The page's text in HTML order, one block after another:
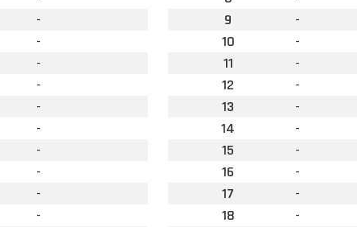
-
-
-
-
-
-
-
-
-
-
9
-
10
-
11
-
12
-
13
-
14
-
15
-
16
-
17
-
18
-